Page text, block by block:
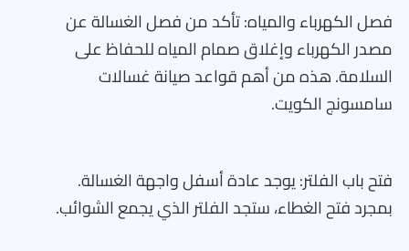
فصل الكهرباء والمياه: تأكد من فصل الغسالة عن
مصدر الكهرباء وإغلاق صمام المياه للحفاظ على
السلامة. هذه من أهم قواعد صيانة غسالات
سامسونج الكويت.
فتح باب الفلتر: يوجد عادة أسفل واجهة الغسالة.
بمجرد فتح الغطاء، ستجد الفلتر الذي يجمع الشوائب.